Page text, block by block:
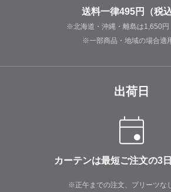
送料一律495円（税込
※北海道・沖縄・離島は1,650円
※一部商品・地域の場合適
出荷日
カーテンは最短ご注文の3
※正午までの注文、プリーツな